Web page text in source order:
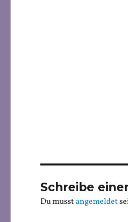
Schreibe
Du musstangemeldet